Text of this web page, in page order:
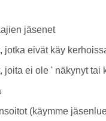
jäsenet
käy kerhoissa
ole ' näkynyt tai